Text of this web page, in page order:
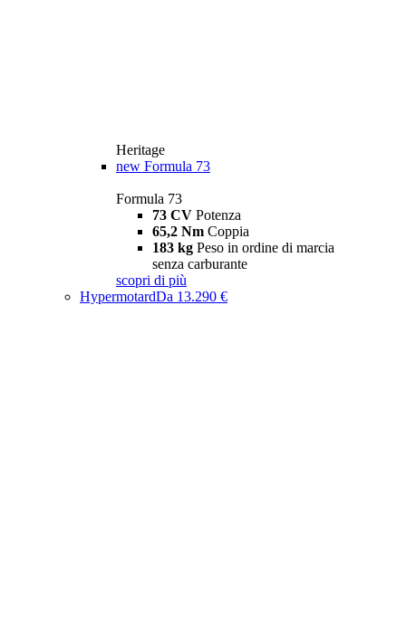
Heritage
new Formula 73
Formula 73
73 CV Potenza
65,2 Nm Coppia
183 kg Peso in ordine di marcia
senza carburante
scopri di più
HypermotardDa 13.290 €